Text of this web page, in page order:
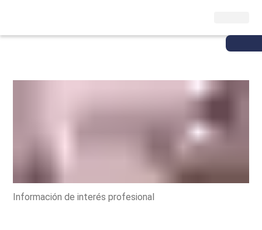
Información de interés profesional